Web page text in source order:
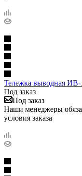
Тележка выводная
Под заказ
Под заказ
Наши менеджеры
условия заказа